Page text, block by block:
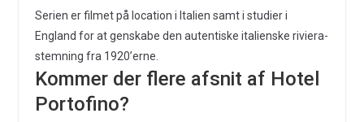
Serien er filmet på location i Italien samt i studier i
England for at genskabe den autentiske italienske riviera-
stemning fra 1920’erne.
Kommer der flere afsnit af Hotel
Portofino?